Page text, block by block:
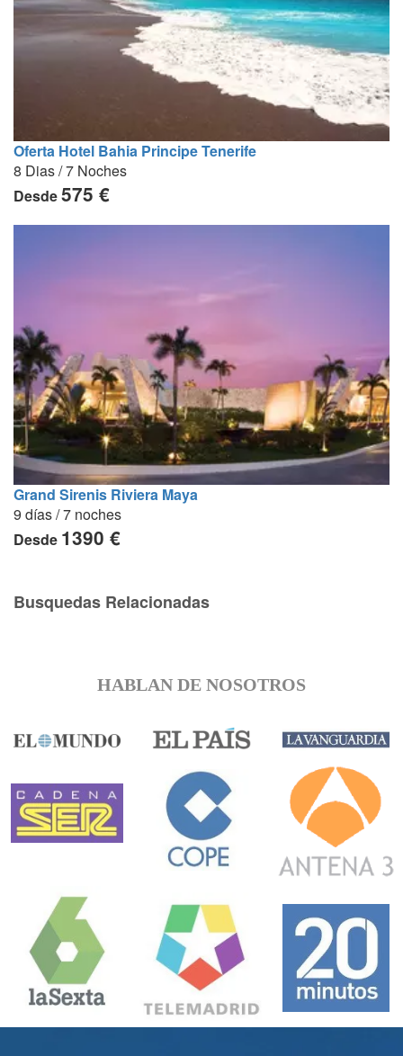
Oferta Hotel Bahia Principe Tenerife
8 Dias / 7 Noches
Desde575 €
Grand Sirenis Riviera Maya
9 días / 7 noches
Desde 1390 €
Busquedas Relacionadas
HABLAN DE NOSOTROS